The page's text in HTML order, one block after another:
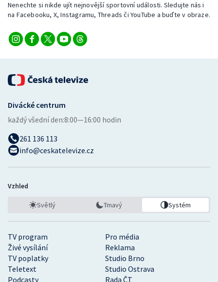
Nenechte si nikde ujít nejnovější sportovní události. Sledujte nás i
na Facebooku, X, Instagramu, Threads či YouTube a buďte v obraze.
TV program
Pro média
Živé vysílání
Reklama
TV poplatky
Studio Brno
Teletext
Studio Ostrava
Podcasty
Rada ČT
Divácké centrum
každý všední den:8:00—16:00 hodin
261 136 113
info@ceskatelevize.cz
Vzhled
Světlý Tmavý Systém